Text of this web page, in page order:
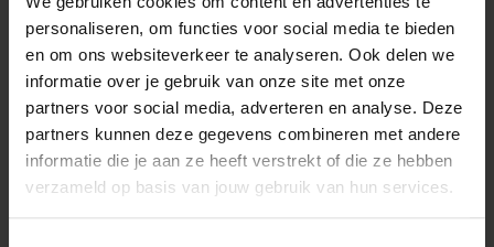
personaliseren, om functies voor social media te bieden
en om ons websiteverkeer te analyseren. Ook delen we
informatie over je gebruik van onze site met onze
partners voor social media, adverteren en analyse. Deze
partners kunnen deze gegevens combineren met andere
informatie die je aan ze heeft verstrekt of die ze hebben
verzameld op basis van jouw gebruik van hun services.
massief hout en beschikbaar in beuken, eiken, eiken
whitewash en walnoot. Een tijdloos en functioneel tv
meubel dat past in elke woonruimte.
KENMERKEN
VERPAKKING & MONTAGE
KLEURSTAAL BESTELLEN